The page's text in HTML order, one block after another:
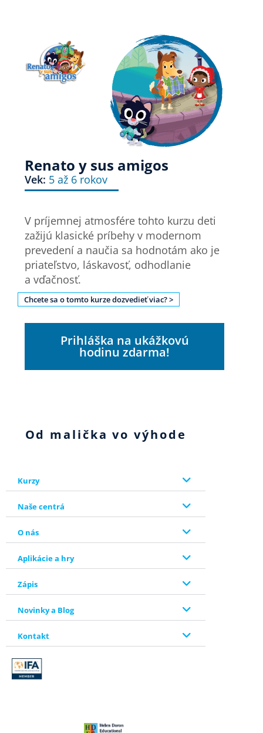
Renato y sus amigos
Vek: 5 až 6 rokov
V príjemnej atmosfére tohto kurzu deti
zažijú klasické príbehy v modernom
prevedení a naučia sa hodnotám ako je
priateľstvo, láskavosť, odhodlanie
a vďačnosť.
Chcete sa o tomto kurze dozvedieť viac? >
Prihláška na ukážkovú
hodinu zdarma!
Od malička vo výhode
Kurzy
Naše centrá
O nás
Aplikácie a hry
Zápis
Novinky a Blog
Kontakt